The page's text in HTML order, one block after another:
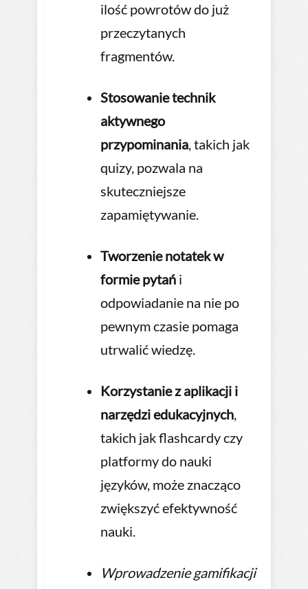
ilość powrotów do już
przeczytanych
fragmentów.
Stosowanie technik
aktywnego
przypominania, takich jak
quizy, pozwala na
skuteczniejsze
zapamiętywanie.
Tworzenie notatek w
formie pytań i
odpowiadanie na nie po
pewnym czasie pomaga
utrwalić wiedzę.
Korzystanie z aplikacji i
narzędzi edukacyjnych,
takich jak flashcardy czy
platformy do nauki
języków, może znacząco
zwiększyć efektywność
nauki.
Wprowadzenie gamifikacji